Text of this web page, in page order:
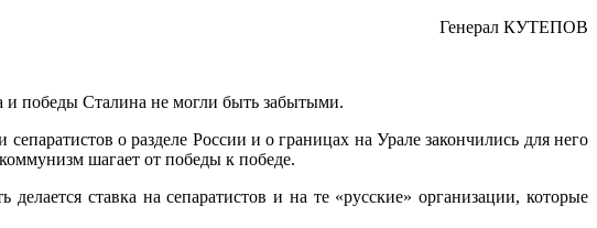
Генерал КУТЕПОВ
и победы Сталина не могли быть забытыми.
о разделе России и о границах на Урале закончились для него
шагает от победы к победе.
ставка на сепаратистов и на те «русские» организации, которые